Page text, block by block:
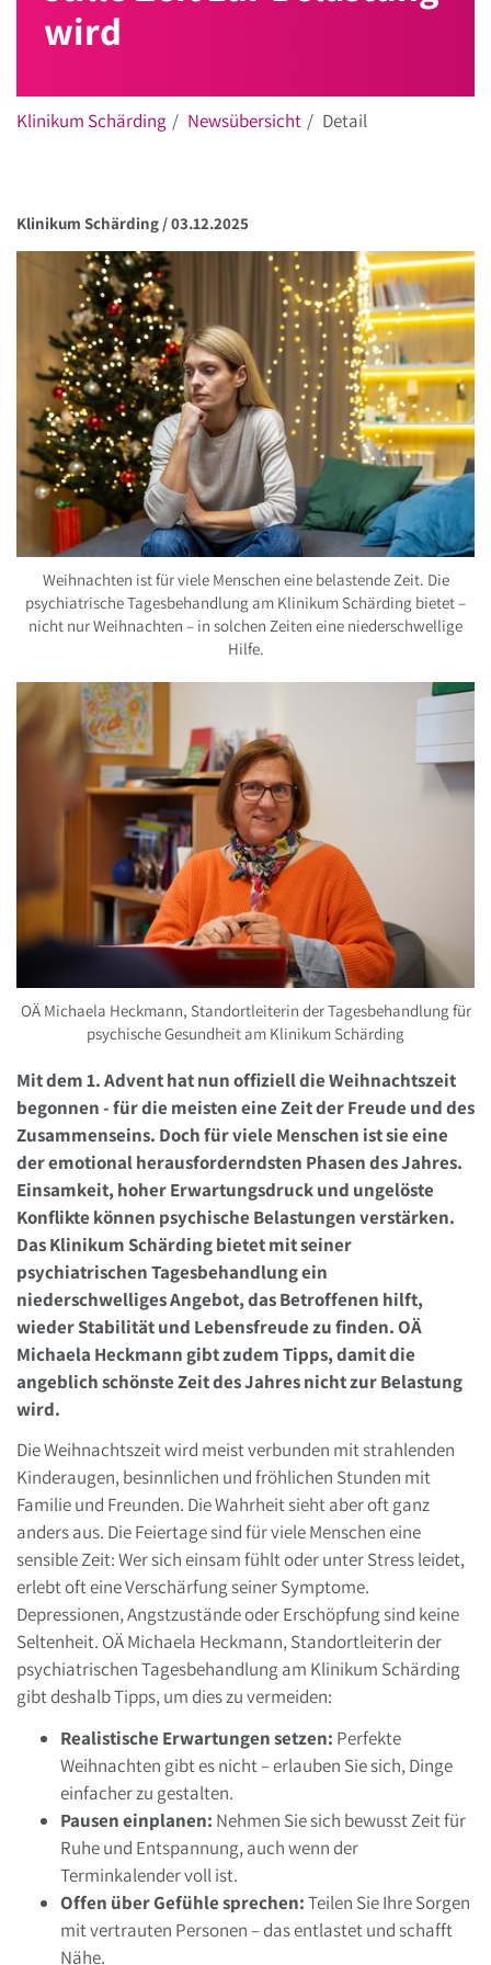
wird
Klinikum Schärding Newsübersicht Detail
Klinikum Schärding /03.12.2025
Weihnachten ist für viele Menschen eine belastende Zeit. Die
psychiatrische Tagesbehandlung am Klinikum Schärding bietet –
nicht nur Weihnachten – in solchen Zeiten eine niederschwellige
Hilfe.
OÄ Michaela Heckmann, Standortleiterin der Tagesbehandlung für
psychische Gesundheit am Klinikum Schärding
Mit dem 1. Advent hat nun offiziell die Weihnachtszeit
begonnen - für die meisten eine Zeit der Freude und des
Zusammenseins. Doch für viele Menschen ist sie eine
der emotional herausforderndsten Phasen des Jahres.
Einsamkeit, hoher Erwartungsdruck und ungelöste
Konflikte können psychische Belastungen verstärken.
Das Klinikum Schärding bietet mit seiner
psychiatrischen Tagesbehandlung ein
niederschwelliges Angebot, das Betroffenen hilft,
wieder Stabilität und Lebensfreude zu finden. OÄ
Michaela Heckmann gibt zudem Tipps, damit die
angeblich schönste Zeit des Jahres nicht zur Belastung
wird.
Die Weihnachtszeit wird meist verbunden mit strahlenden
Kinderaugen, besinnlichen und fröhlichen Stunden mit
Familie und Freunden. Die Wahrheit sieht aber oft ganz
anders aus. Die Feiertage sind für viele Menschen eine
sensible Zeit: Wer sich einsam fühlt oder unter Stress leidet,
erlebt oft eine Verschärfung seiner Symptome.
Depressionen, Angstzustände oder Erschöpfung sind keine
Seltenheit. OÄ Michaela Heckmann, Standortleiterin der
psychiatrischen Tagesbehandlung am Klinikum Schärding
gibt deshalb Tipps, um dies zu vermeiden:
Realistische Erwartungen setzen: Perfekte
Weihnachten gibt es nicht – erlauben Sie sich, Dinge
einfacher zu gestalten.
Pausen einplanen: Nehmen Sie sich bewusst Zeit für
Ruhe und Entspannung, auch wenn der
Terminkalender voll ist.
Offen über Gefühle sprechen:Teilen Sie Ihre Sorgen
mit vertrauten Personen – das entlastet und schafft
Nähe.